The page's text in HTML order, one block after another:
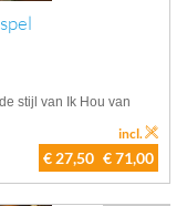
stijl van Ik Hou van
€ 27,50 € 71,00
incl.